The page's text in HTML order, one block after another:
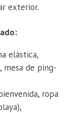
exterior.
elástica,
mesa de ping-
ropa